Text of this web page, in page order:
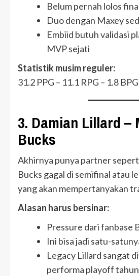
Belum pernah lolos
Duo dengan Maxey
Embiid butuh validasi
MVP sejati
Statistik musim reguler:
31.2 PPG – 11.1 RPG – 1.8 BPG
3. Damian Lillard –
Bucks
Akhirnya punya partner
Bucks gagal di semifinal atau
yang akan mempertanyakan
Alasan harus bersinar:
Pressure dari fanbase
Ini bisa jadi satu-
Legacy Lillard sangat
performa playoff